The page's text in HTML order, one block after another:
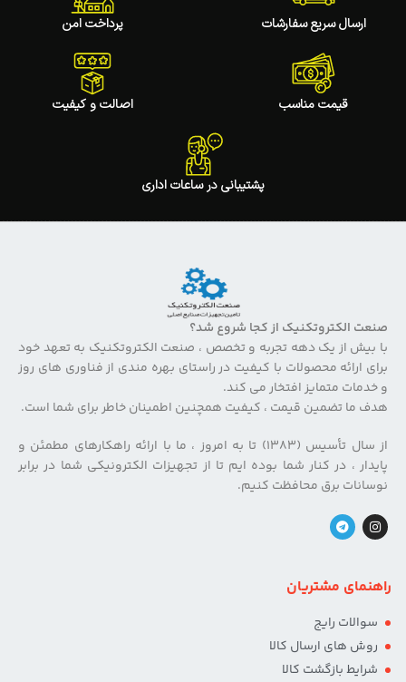
ارسال سریع سفارشات پرداخت امن
قیمت مناسب اصالت و کیفیت
پشتیبانی در ساعات اداری
صنعت الکتروتکنیک از کجا شروع شد؟
با بیش از یک دهه تجربه و تخصص ، صنعت الکتروتکنیک به تعهد خود
برای ارائه محصولات با کیفیت در راستای بهره مندی از فناوری های روز
و خدمات متمایز افتخار می کند.
هدف ما تضمین قیمت ، کیفیت همچنین اطمینان خاطر برای شما است.
از سال تأسیس (۱۳۸۳) تا به امروز ، ما با ارائه راهکارهای مطمئن و
پایدار ، در کنار شما بوده ایم تا از تجهیزات الکترونیکی شما در برابر
نوسانات برق محافظت کنیم.
راهنمای مشتریان
سوالات رایج
روش های ارسال کالا
شرایط بازگشت کالا